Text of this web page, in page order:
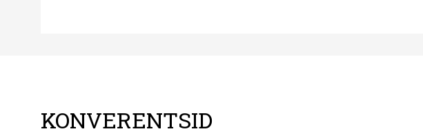
KONVERENTSID